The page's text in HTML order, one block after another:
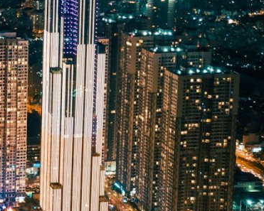
de Thua Thien Hue) y
proporciona conectividad
patrimoniales de Viet Nam; y
potencial estratégico, los
tres ciudades, y esto junto a la
están limitando su
el desarrollo urbano
y la protección climática.